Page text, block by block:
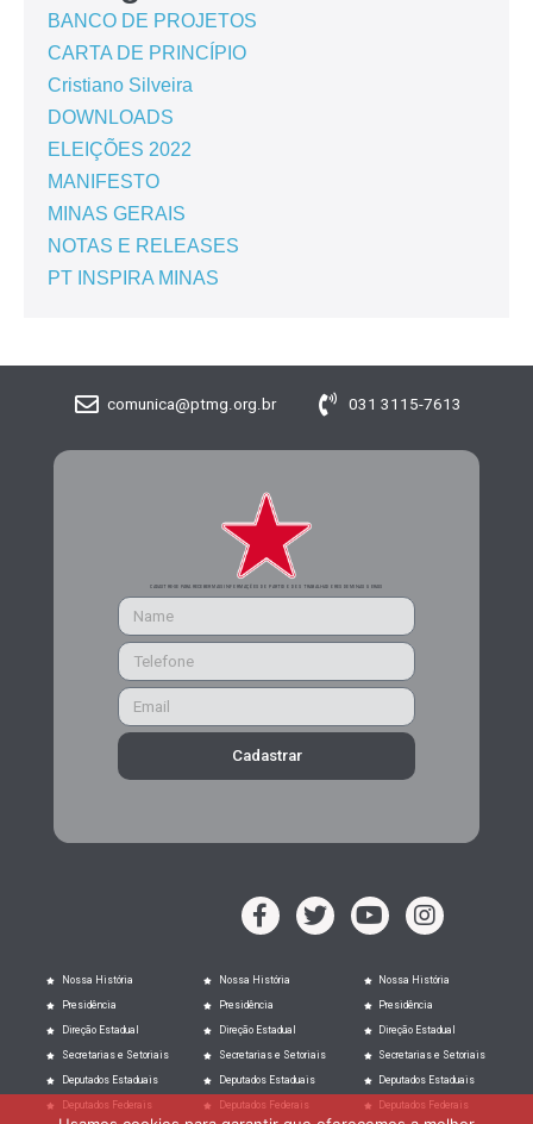
BANCO DE PROJETOS
CARTA DE PRINCÍPIO
Cristiano Silveira
DOWNLOADS
ELEIÇÕES 2022
MANIFESTO
MINAS GERAIS
NOTAS E RELEASES
PT INSPIRA MINAS
comunica@ptmg.org.br 031 3115-7613
CADASTRE-SE PARA RECEBER MAIS INFORMAÇÕES DO PARTIDO DOS TRABALHADORES DE MINAS GERAIS
Cadastrar
Nossa História
Presidência
Direção Estadual
Secretarias e Setoriais
Deputados Estaduais
Deputados Federais
Nossa História
Presidência
Direção Estadual
Secretarias e Setoriais
Deputados Estaduais
Deputados Federais
Nossa História
Presidência
Direção Estadual
Secretarias e Setoriais
Deputados Estaduais
Deputados Federais